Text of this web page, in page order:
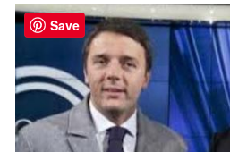
Save